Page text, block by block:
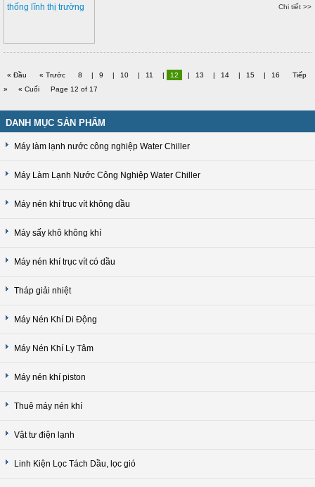
Chi tiết >>
« Đầu « Trước 8 | 9 | 10 | 11 | 12 | 13 | 14 | 15 | 16
Tiếp
»
« Cuối Page 12 of 17
DANH MỤC SẢN PHẨM
Máy làm lạnh nước công nghiệp Water Chiller
Máy Làm Lạnh Nước Công Nghiệp Water Chiller
Máy nén khí trục vít không dầu
Máy sấy khô không khí
Máy nén khí trục vít có dầu
Tháp giải nhiệt
Máy Nén Khí Di Động
Máy Nén Khí Ly Tâm
Máy nén khí piston
Thuê máy nén khí
Vật tư điện lạnh
Linh Kiện Lọc Tách Dầu, lọc gió